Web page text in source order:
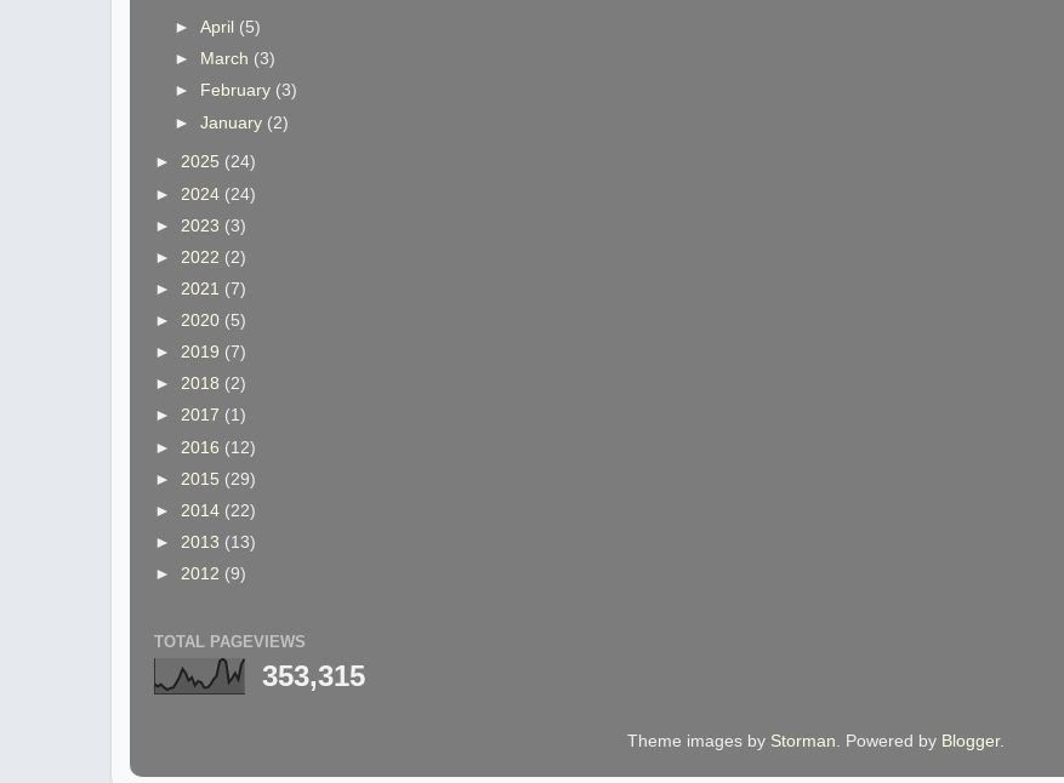
►April (5)
►
March (3)
►
February (3)
►January (2)
► 2025 (24)
► 2024 (24)
► 2023 (3)
► 2022 (2)
► 2021 (7)
► 2020 (5)
► 2019 (7)
► 2018 (2)
► 2017 (1)
► 2016 (12)
► 2015 (29)
► 2014 (22)
► 2013 (13)
► 2012 (9)
TOTAL PAGEVIEWS
353,315
Theme images by Storman. Powered by Blogger.